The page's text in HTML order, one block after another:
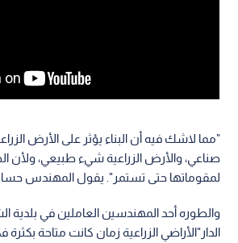
"مما لاشك فيه أن البناء يؤثر على الأرض
صناعي، والأرض الزراعية شيء طبيعي، ولأن
لمقوماتها حتى تستمر". يقول المهندس
والطوره أحد المهندسين العاملين في بلدية
الدار"الأراضي الزراعية زمان كانت متاحة